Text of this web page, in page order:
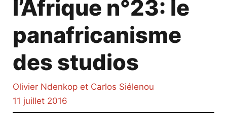
l’Afrique n°23: le
panafricanisme
des studios
Olivier Ndenkop et Carlos Siélenou
11 juillet 2016